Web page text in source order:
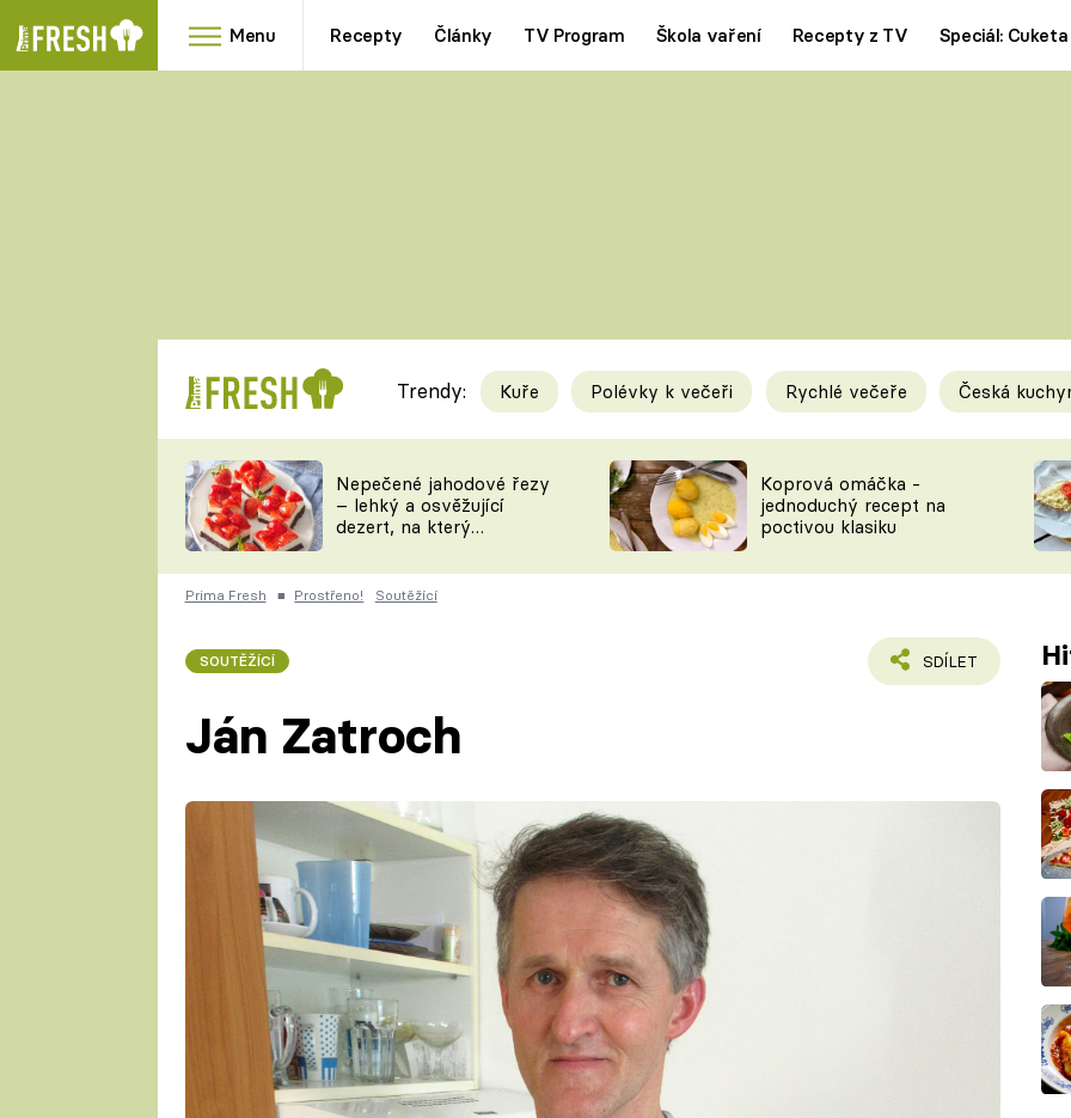
Menu Recepty Články TV Program Škola vaření Recepty z TV Speciál: Cuketa
RYCHLOVKY
Videorecepty
TEĎ VAŘÍ ŠÉF!
ČESKO NA TALÍŘI
Tipy a triky
KAM ZA JÍDLEM
VYCHYTÁVKY
ČASOPIS
Trendy: Kuře Polévky k večeři Rychlé večeře Česká
Nepečené jahodové řezy
– lehký a osvěžující
dezert, na který
Koprová omáčka -
jednoduchý recept na
poctivou klasiku
Prima Fresh ■ Prostřeno! Soutěžící
SOUTĚŽÍCÍ SDÍLET
Ján Zatroch